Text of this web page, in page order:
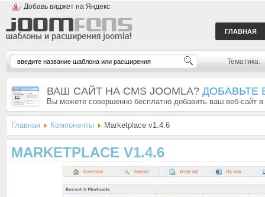
Добавь виджет на Яндекс
ГЛАВНАЯ
Тематика:
ВАШ САЙТ НА CMS JOOMLA? ДОБАВЬТЕ
Вы можете совершенно бесплатно добавить ваш веб-сайт
Главная Компоненты Marketplace v1.4.6
MARKETPLACE V1.4.6